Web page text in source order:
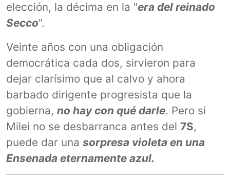
elección, la décima en la "era del reinado
Secco".
Veinte años con una obligación
democrática cada dos, sirvieron para
dejar clarísimo que al calvo y ahora
barbado dirigente progresista que la
gobierna, no hay con qué darle. Pero si
Milei no se desbarranca antes del 7S,
puede dar una sorpresa violeta en una
Ensenada eternamente azul.